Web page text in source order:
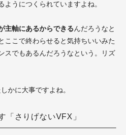
ようにつくられていますよね。
主軸にあるからできるんだろうなと
ここで終わらせると気持ちいいみた
スでもあるんだろうなという。リズ
かに大事ですよね。
「さりげないVFX」